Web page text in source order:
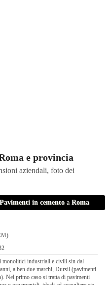
e provincia
aziendali, foto dei
Pavimenti in cementoa Roma
monolitici industriali e civili sin dal
a ben due marchi, Dursil (pavimenti
Nel primo caso si tratta di pavimenti